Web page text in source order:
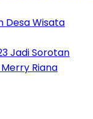
Desa Wisata
Jadi Sorotan
Riana